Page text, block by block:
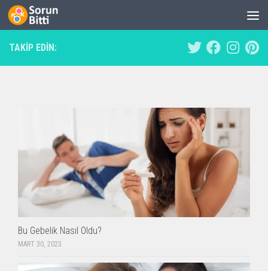
Skip to content
TAKIP EDIN:
Bu Gebelik Nasıl Oldu?
MART 30, 2023